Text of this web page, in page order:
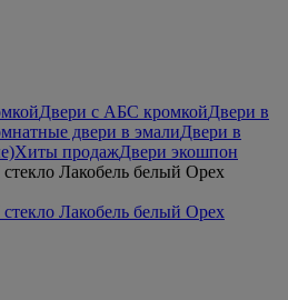
Двери с АБС кромкойДвери в
двери в эмалиДвери в
Хиты продажДвери экошпон
Лакобель белый Орех